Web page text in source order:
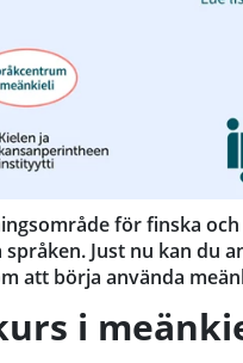
för finska
Just nu kan du
att börja använda
i